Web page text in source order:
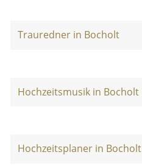
Trauredner in Bocholt
Hochzeitsmusik in Bocholt
Hochzeitsplaner in Bocholt